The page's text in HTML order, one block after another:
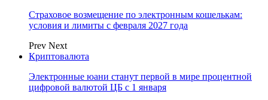
Страховое возмещение по электронным кошелькам:
условия и лимиты с февраля 2027 года
Prev Next
Криптовалюта
Электронные юани станут первой в мире процентной
цифровой валютой ЦБ с 1 января